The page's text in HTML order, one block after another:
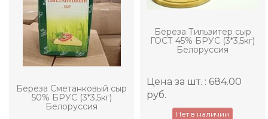
Береза Сметанковый сыр
50% БРУС (3*3,5кг)
Белоруссия
Береза Тильзитер сыр
ГОСТ 45% БРУС (3*3,5кг)
Белоруссия
Цена за шт. : 684.00
руб.
Нет в наличии